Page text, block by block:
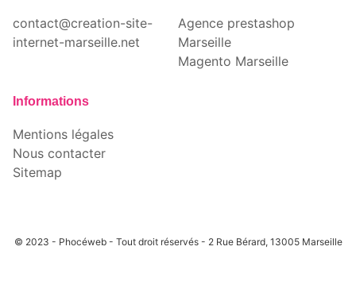
contact@creation-site-
internet-marseille.net
Agence prestashop
Marseille
Magento Marseille
Informations
Mentions légales
Nous contacter
Sitemap
© 2023 - Phocéweb - Tout droit réservés - 2 Rue Bérard, 13005 Marseille